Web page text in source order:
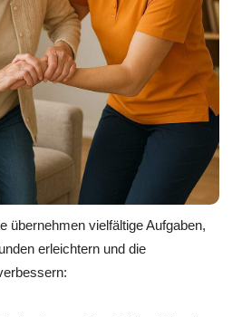
übernehmen vielfältige Aufgaben,
erleichtern und die